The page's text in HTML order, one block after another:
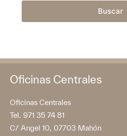
Buscar
Oficinas Centrales
Oficinas Centrales
Tel. 971 35 74 81
C/ Angel 10, 07703 Mahón